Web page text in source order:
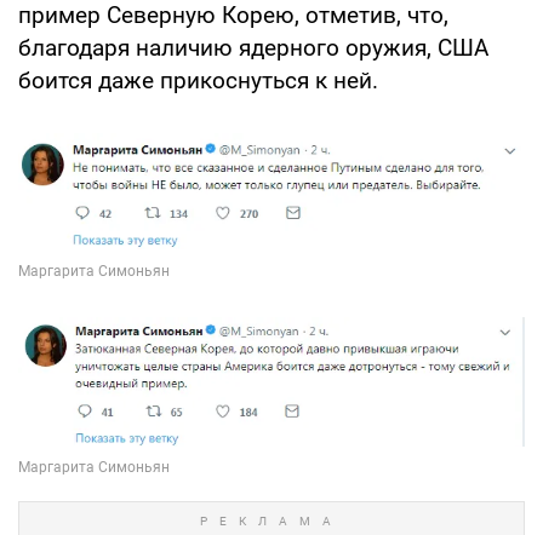
пример Северную Корею, отметив, что,
благодаря наличию ядерного оружия, США
боится даже прикоснуться к ней.